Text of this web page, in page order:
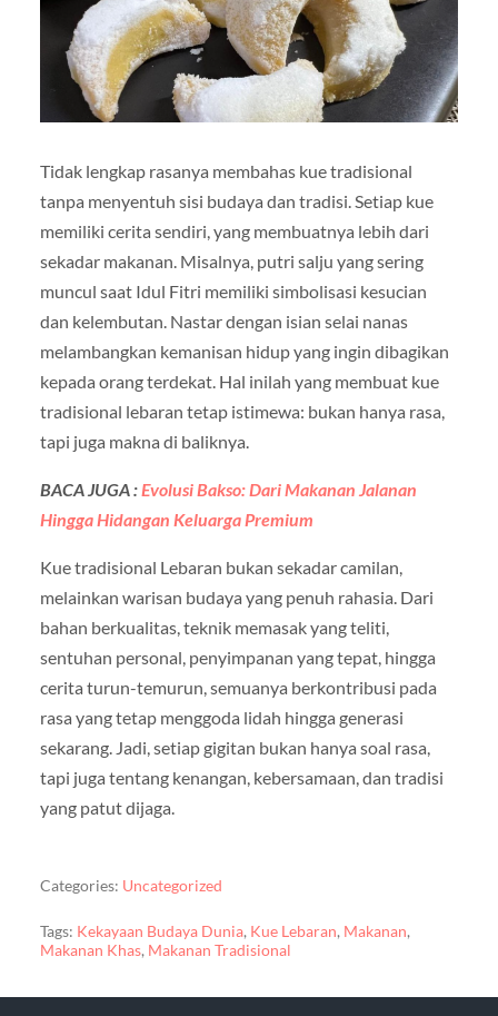
Tidak lengkap rasanya membahas kue tradisional
tanpa menyentuh sisi budaya dan tradisi. Setiap kue
memiliki cerita sendiri, yang membuatnya lebih dari
sekadar makanan. Misalnya, putri salju yang sering
muncul saat Idul Fitri memiliki simbolisasi kesucian
dan kelembutan. Nastar dengan isian selai nanas
melambangkan kemanisan hidup yang ingin dibagikan
kepada orang terdekat. Hal inilah yang membuat kue
tradisional lebaran tetap istimewa: bukan hanya rasa,
tapi juga makna di baliknya.
BACA JUGA :Evolusi Bakso: Dari Makanan Jalanan
Hingga Hidangan Keluarga Premium
Kue tradisional Lebaran bukan sekadar camilan,
melainkan warisan budaya yang penuh rahasia. Dari
bahan berkualitas, teknik memasak yang teliti,
sentuhan personal, penyimpanan yang tepat, hingga
cerita turun-temurun, semuanya berkontribusi pada
rasa yang tetap menggoda lidah hingga generasi
sekarang. Jadi, setiap gigitan bukan hanya soal rasa,
tapi juga tentang kenangan, kebersamaan, dan tradisi
yang patut dijaga.
Categories: Uncategorized
Tags: Kekayaan Budaya Dunia, Kue Lebaran, Makanan,
Makanan Khas, Makanan Tradisional